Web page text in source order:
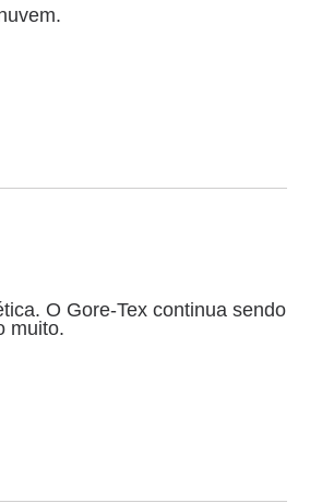
O Gore-Tex continua sendo
muito.